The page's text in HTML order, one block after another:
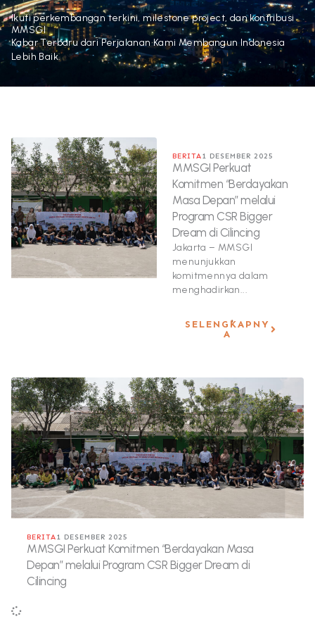
Ikuti perkembangan terkini, milestone project, dan kontribusi
MMSGI
Kabar Terbaru dari Perjalanan Kami Membangun Indonesia
Lebih Baik.
BERITA1 DESEMBER 2025
MMSGI Perkuat
Komitmen “Berdayakan
Masa Depan” melalui
Program CSR Bigger
Dream di Cilincing
Jakarta – MMSGI
menunjukkan
komitmennya dalam
menghadirkan...
SELENGKAPNY
A
BERITA1 DESEMBER 2025
MMSGI Perkuat Komitmen “Berdayakan Masa
Depan” melalui Program CSR Bigger Dream di
Cilincing